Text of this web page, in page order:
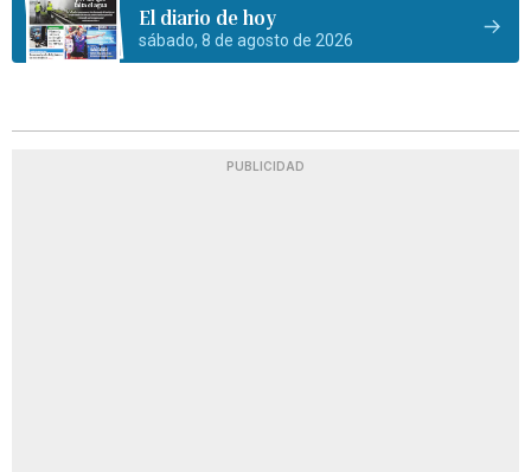
El diario de hoy
sábado, 8 de agosto de 2026
PUBLICIDAD